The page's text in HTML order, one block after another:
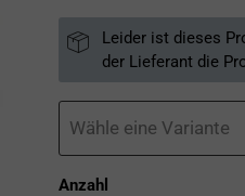
Leider ist dieses
der Lieferant die
Wähle eine Variante
Anzahl